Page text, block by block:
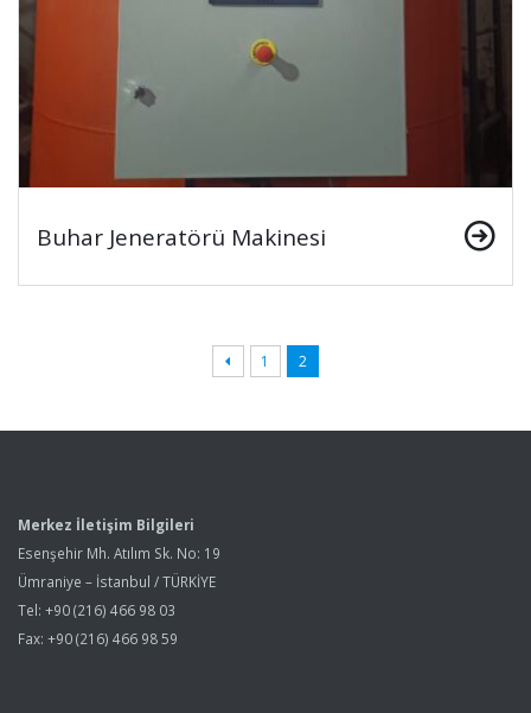
Buhar Jeneratörü Makinesi
1 2
Merkez İletişim Bilgileri
Esenşehir Mh. Atılım Sk. No: 19
Ümraniye – İstanbul / TÜRKİYE
Tel: +90 (216) 466 98 03
Fax: +90 (216) 466 98 59